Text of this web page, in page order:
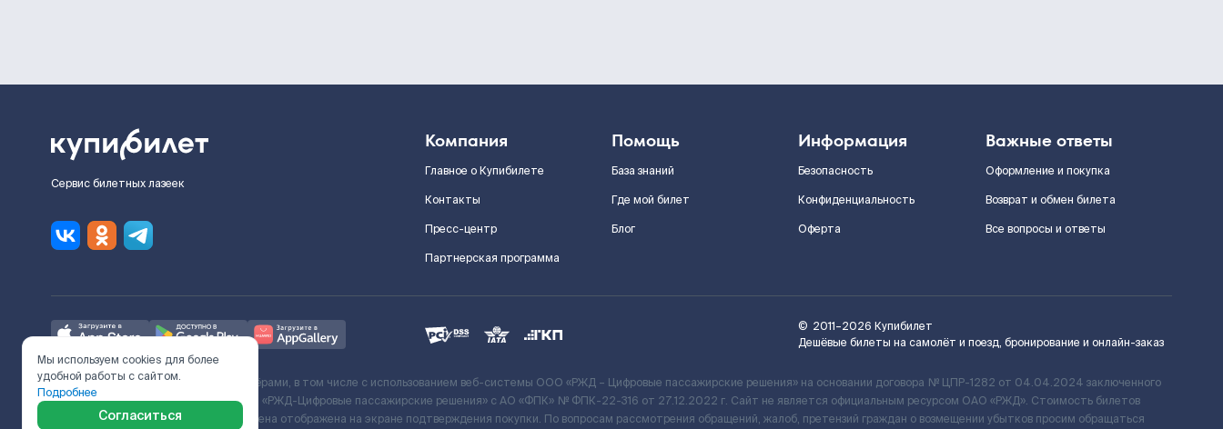
Сервис билетных лазеек
Компания
Главное о Купибилете
Контакты
Пресс-центр
Партнерская программа
Помощь
База знаний
Где мой билет
Блог
Информация
Безопасность
Конфиденциальность
Оферта
Важные ответы
Оформление и покупка
Возврат и обмен билета
Все вопросы и ответы
© 2011–2026 Купибилет
Дешёвые билеты на самолёт и поезд, бронирование и онлайн-заказ
Ж/Д билеты предоставляются партнёрами, в том числе с использованием веб-системы ООО «РЖД – Цифровые пассажирские решения» на основании договора № ЦПР-1282 от 04.04.2024 заключенного
с Поставщиком услуг и Договора ООО «РЖД-Цифровые пассажирские решения» c АО «ФПК» № ФПК-22-316 от 27.12.2022 г. Сайт не является официальным ресурсом ОАО «РЖД». Стоимость билетов
включает сервисный сбор. Итоговая цена отображена на экране подтверждения покупки. По вопросам рассмотрения обращений, жалоб, претензий граждан о возмещении убытков просим обращаться
Мы используем cookies для более
удобной работы с сайтом.
Подробнее
Согласиться